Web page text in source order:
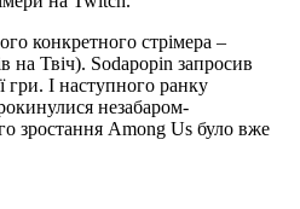
конкретного стрімера –
на Твіч). Sodapopin запросив
гри. І наступного ранку
незабаром-
зростання Among Us було вже